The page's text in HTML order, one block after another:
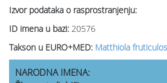
Izvor podataka o rasprostranjenju:
ID imena u bazi: 20576
Takson u EURO+MED: Matthiola
NARODNA IMENA: